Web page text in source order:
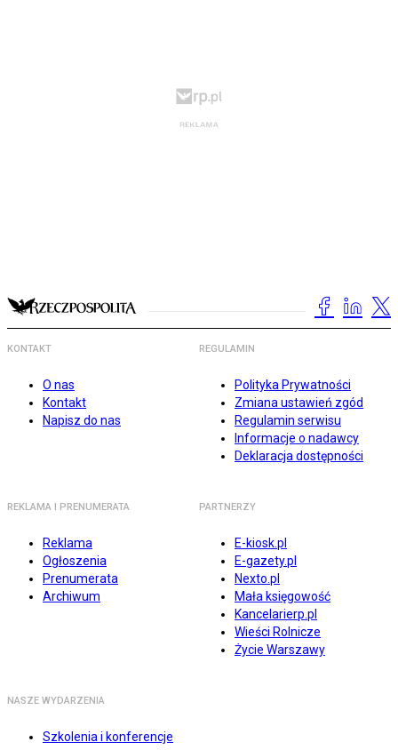
KONTAKT
O nas
Kontakt
Napisz do nas
REGULAMIN
Polityka Prywatności
Zmiana ustawień zgód
Regulamin serwisu
Informacje o nadawcy
Deklaracja dostępności
REKLAMA I PRENUMERATA
Reklama
Ogłoszenia
Prenumerata
Archiwum
PARTNERZY
E-kiosk.pl
E-gazety.pl
Nexto.pl
Mała księgowość
Kancelarierp.pl
Wieści Rolnicze
Życie Warszawy
NASZE WYDARZENIA
Szkolenia i konferencje